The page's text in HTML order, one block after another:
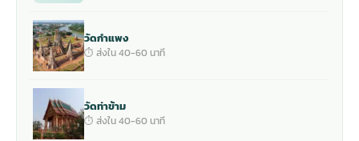
วัดกำแพง
⏱ ส่งใน 40-60 นาที
วัดท่าข้าม
⏱ ส่งใน 40-60 นาที